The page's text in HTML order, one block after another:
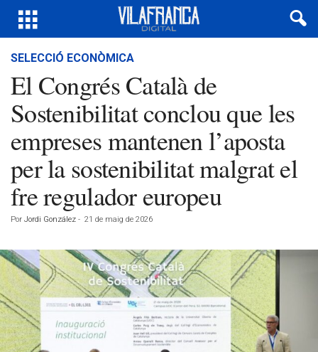
SELECCIÓ ECONÒMICA
El Congrés Català de
Sostenibilitat conclou que les
empreses mantenen l’aposta
per la sostenibilitat malgrat el
fre regulador europeu
Por Jordi González - 21 de maig de 2026